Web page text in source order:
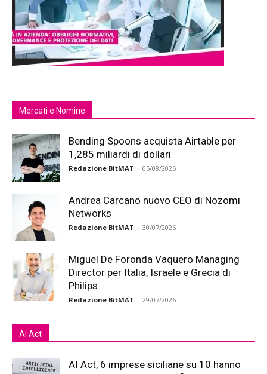
Mercati e Nomine
Bending Spoons acquista Airtable per
1,285 miliardi di dollari
Redazione BitMAT - 05/08/2026
Andrea Carcano nuovo CEO di Nozomi
Networks
Redazione BitMAT - 30/07/2026
Miguel De Foronda Vaquero Managing
Director per Italia, Israele e Grecia di
Philips
Redazione BitMAT - 29/07/2026
Ai Act
AI Act, 6 imprese siciliane su 10 hanno